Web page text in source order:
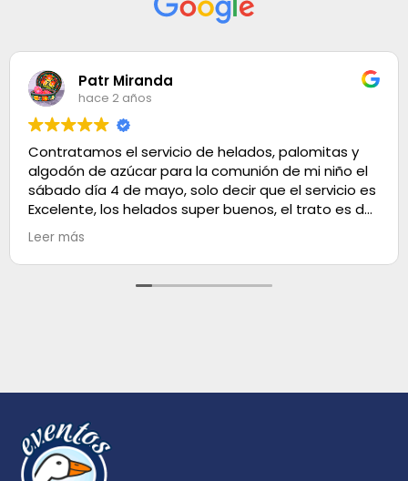
Patr Miranda
hace 2 años
Contratamos el servicio de helados, palomitas y
algodón de azúcar para la comunión de mi niño el
sábado día 4 de mayo, solo decir que el servicio es
Excelente, los helados super buenos, el trato es de
100. Muchas gracias
Leer más